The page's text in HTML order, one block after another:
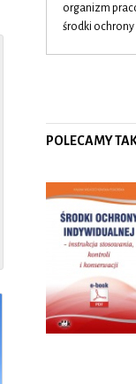
organizm
środki
POLECAMY